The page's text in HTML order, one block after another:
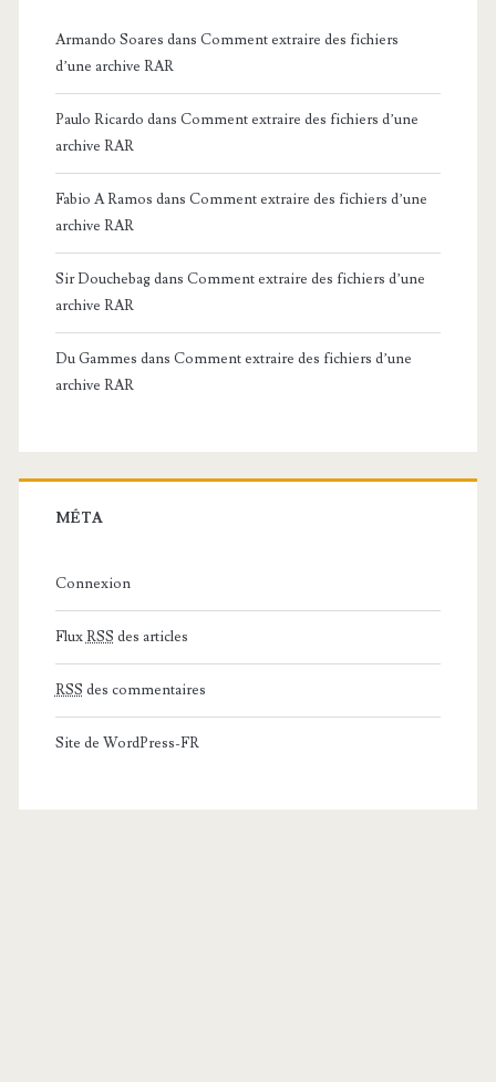
Armando Soares dans Comment extraire des fichiers
d’une archive RAR
Paulo Ricardo dans Comment extraire des fichiers d’une
archive RAR
Fabio A Ramos dans Comment extraire des fichiers d’une
archive RAR
Sir Douchebagdans Comment extraire des fichiers d’une
archive RAR
Du Gammes dans Comment extraire des fichiers d’une
archive RAR
MÉTA
Connexion
FluxRSS des articles
RSS des commentaires
Site de WordPress-FR